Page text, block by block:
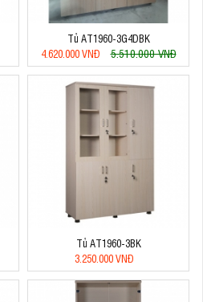
Tủ AT1960-3G4DBK
4.620.000 VNĐ
5.510.000 VNĐ
Tủ AT1960-3BK
3.250.000 VNĐ